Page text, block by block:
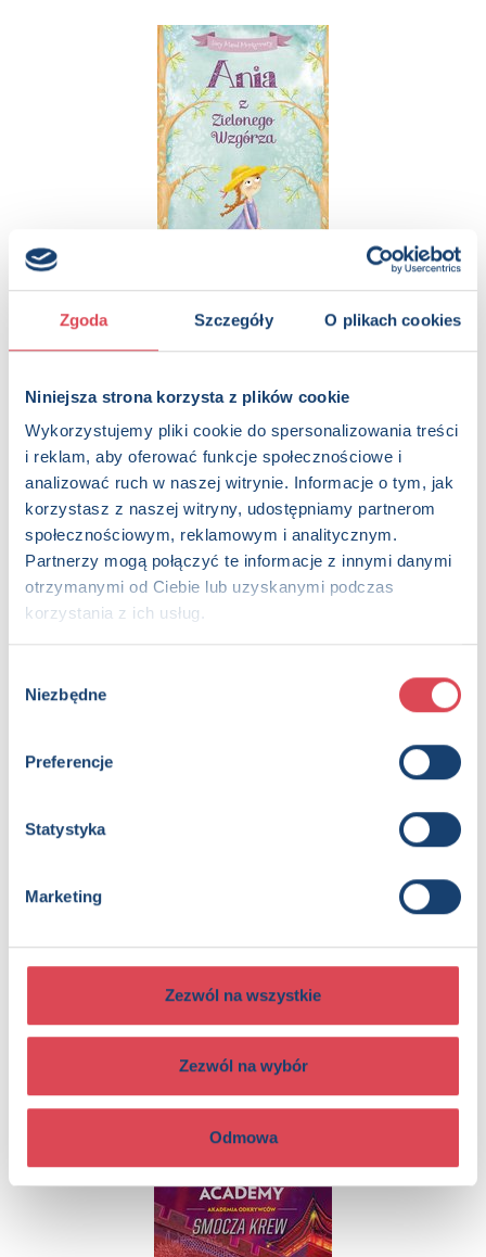
Zgoda Szczegóły O plikach cookies
Niniejsza strona korzysta z plików cookie
Wykorzystujemy pliki cookie do spersonalizowania treści
i reklam, aby oferować funkcje społecznościowe i
analizować ruch w naszej witrynie. Informacje o tym, jak
korzystasz z naszej witryny, udostępniamy partnerom
społecznościowym, reklamowym i analitycznym.
Partnerzy mogą połączyć te informacje z innymi danymi
otrzymanymi od Ciebie lub uzyskanymi podczas
korzystania z ich usług.
zgody
Niezbędne
Preferencje
Statystyka
Marketing
Zezwól na wszystkie
Zezwól na wybór
Odmowa
11+, Dzieci (0-12)
Ciekawe dlaczego stalaktyty rosną w dół
5+, 6+, 7+, 8+, 9+, 10+, Dzieci (0-12)